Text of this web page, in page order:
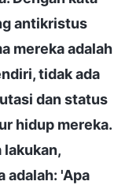
antikristus
mereka adalah
tidak ada
dan status
hidup mereka.
lakukan,
adalah: 'Apa